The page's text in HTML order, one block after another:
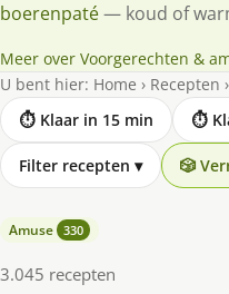
boerenpaté— koud of
Meer over Voorgerechten &
U bent hier: Home › Recepten ›
⏱ Klaar in 15 min
⏱
Filter recepten ▾ 🎲
Amuse 330
3.045 recepten